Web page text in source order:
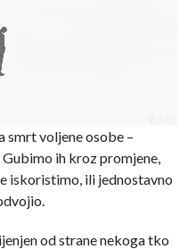
smrt voljene osobe –
ih kroz promjene,
iskoristimo, ili jednostavno
od strane nekoga tko